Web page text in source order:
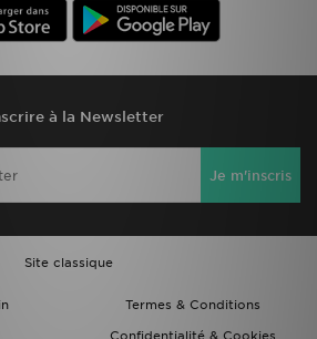
à la Newsletter
Je m'inscris
Site classique
Termes & Conditions
Confidentialité & Cookies